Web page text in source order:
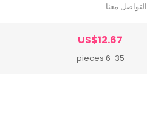
التواصل معنا
US$12.67
6-35 pieces